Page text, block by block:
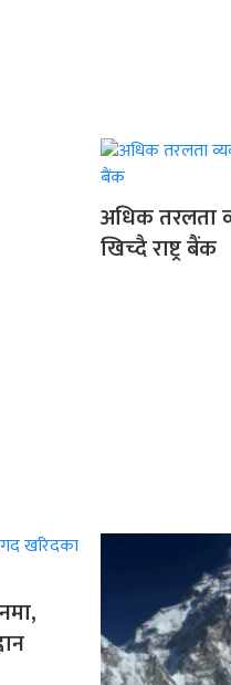
अधिक तरलता
खिच्दै राष्ट्र बैंक